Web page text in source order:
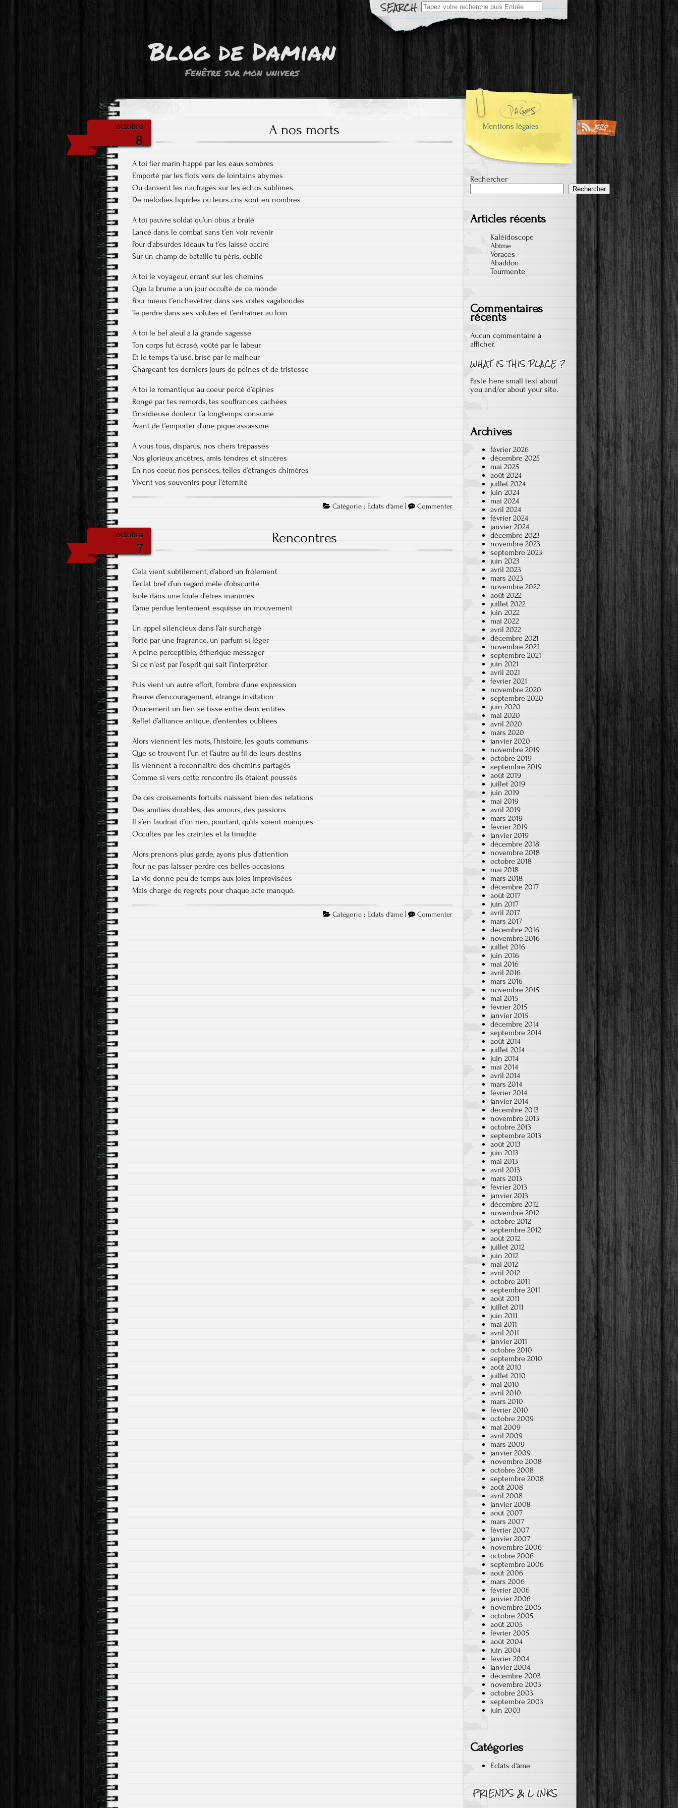
Résultats
de
recherche
Blog de Damian
Fenêtre sur mon univers
octobre
8
A nos morts
A toi fier marin happé par les eaux sombres
Emporté par les flots vers de lointains abymes
Où dansent les naufragés sur les échos sublimes
De mélodies liquides où leurs cris sont en nombres
A toi pauvre soldat qu’un obus a brûlé
Lancé dans le combat sans t’en voir revenir
Pour d’absurdes idéaux tu t’es laissé occire
Sur un champ de bataille tu péris, oublié
A toi le voyageur, errant sur les chemins
Que la brume a un jour occulté de ce monde
Pour mieux t’enchevêtrer dans ses voiles vagabondes
Te perdre dans ses volutes et t’entraîner au loin
A toi le bel aïeul à la grande sagesse
Ton corps fut écrasé, voûté par le labeur
Et le temps t’a usé, brisé par le malheur
Chargeant tes derniers jours de peines et de tristesse
A toi le romantique au coeur percé d’épines
Rongé par tes remords, tes souffrances cachées
L’insidieuse douleur t’a longtemps consumé
Avant de t’emporter d’une pique assassine
A vous tous, disparus, nos chers trépassés
Nos glorieux ancêtres, amis tendres et sincères
En nos coeur, nos pensées, telles d’étranges chimères
Vivent vos souvenirs pour l’éternité
Catégorie : Eclats d'âme | Commenter
octobre
7
Rencontres
Cela vient subtilement, d’abord un frôlement
L’éclat bref d’un regard mêlé d’obscurité
Isolé dans une foule d’êtres inanimés
L’âme perdue lentement esquisse un mouvement
Un appel silencieux dans l’air surchargé
Porté par une fragrance, un parfum si léger
A peine perceptible, étherique messager
Si ce n’est par l’esprit qui sait l’interpréter
Puis vient un autre effort, l’ombre d’une expression
Preuve d’encouragement, étrange invitation
Doucement un lien se tisse entre deux entités
Reflet d’alliance antique, d’ententes oubliées
Alors viennent les mots, l’histoire, les gouts communs
Que se trouvent l’un et l’autre au fil de leurs destins
Ils viennent à reconnaitre des chemins partagés
Comme si vers cette rencontre ils étaient poussés
De ces croisements fortuits naissent bien des relations
Des amitiés durables, des amours, des passions
Il s’en faudrait d’un rien, pourtant, qu’ils soient manqués
Occultés par les craintes et la timidité
Alors prenons plus garde, ayons plus d’attention
Pour ne pas laisser perdre ces belles occasions
La vie donne peu de temps aux joies improvisées
Mais charge de regrets pour chaque acte manqué.
Catégorie : Eclats d'âme | Commenter
Mentions légales
Rechercher
Rechercher
Articles récents
Kaléidoscope
Abîme
Voraces
Abaddon
Tourmente
Commentaires
récents
Aucun commentaire à
afficher.
Paste here small text about
you and/or about your site.
Archives
février 2026
décembre 2025
mai 2025
août 2024
juillet 2024
juin 2024
mai 2024
avril 2024
février 2024
janvier 2024
décembre 2023
novembre 2023
septembre 2023
juin 2023
avril 2023
mars 2023
novembre 2022
août 2022
juillet 2022
juin 2022
mai 2022
avril 2022
décembre 2021
novembre 2021
septembre 2021
juin 2021
avril 2021
février 2021
novembre 2020
septembre 2020
juin 2020
mai 2020
avril 2020
mars 2020
janvier 2020
novembre 2019
octobre 2019
septembre 2019
août 2019
juillet 2019
juin 2019
mai 2019
avril 2019
mars 2019
février 2019
janvier 2019
décembre 2018
novembre 2018
octobre 2018
mai 2018
mars 2018
décembre 2017
août 2017
juin 2017
avril 2017
mars 2017
décembre 2016
novembre 2016
juillet 2016
juin 2016
mai 2016
avril 2016
mars 2016
novembre 2015
mai 2015
février 2015
janvier 2015
décembre 2014
septembre 2014
août 2014
juillet 2014
juin 2014
mai 2014
avril 2014
mars 2014
février 2014
janvier 2014
décembre 2013
novembre 2013
octobre 2013
septembre 2013
août 2013
juin 2013
mai 2013
avril 2013
mars 2013
février 2013
janvier 2013
décembre 2012
novembre 2012
octobre 2012
septembre 2012
août 2012
juillet 2012
juin 2012
mai 2012
avril 2012
octobre 2011
septembre 2011
août 2011
juillet 2011
juin 2011
mai 2011
avril 2011
janvier 2011
octobre 2010
septembre 2010
août 2010
juillet 2010
mai 2010
avril 2010
mars 2010
février 2010
octobre 2009
mai 2009
avril 2009
mars 2009
janvier 2009
novembre 2008
octobre 2008
septembre 2008
août 2008
avril 2008
janvier 2008
août 2007
mars 2007
février 2007
janvier 2007
novembre 2006
octobre 2006
septembre 2006
août 2006
mars 2006
février 2006
janvier 2006
novembre 2005
octobre 2005
août 2005
février 2005
août 2004
juin 2004
février 2004
janvier 2004
décembre 2003
novembre 2003
octobre 2003
septembre 2003
juin 2003
Catégories
Eclats d'âme